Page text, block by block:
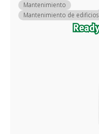
Mantenimiento
Mantenimiento de edificios